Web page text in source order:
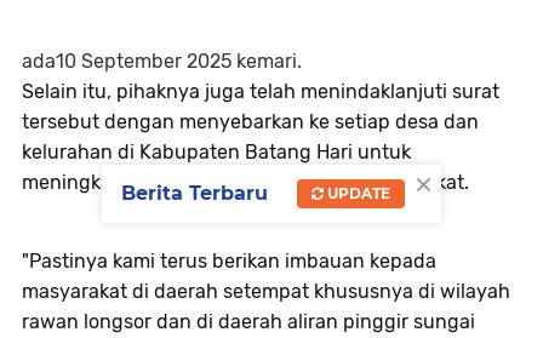
ada10 September 2025 kemari.
Selain itu, pihaknya juga telah menindaklanjuti surat
tersebut dengan menyebarkan ke setiap desa dan
kelurahan di Kabupaten Batang Hari untuk
meningkatkan kewaspadaan kepada masyarakat.
"Pastinya kami terus berikan imbauan kepada
masyarakat di daerah setempat khususnya di wilayah
rawan longsor dan di daerah aliran pinggir sungai
×
Berita Terbaru UPDATE